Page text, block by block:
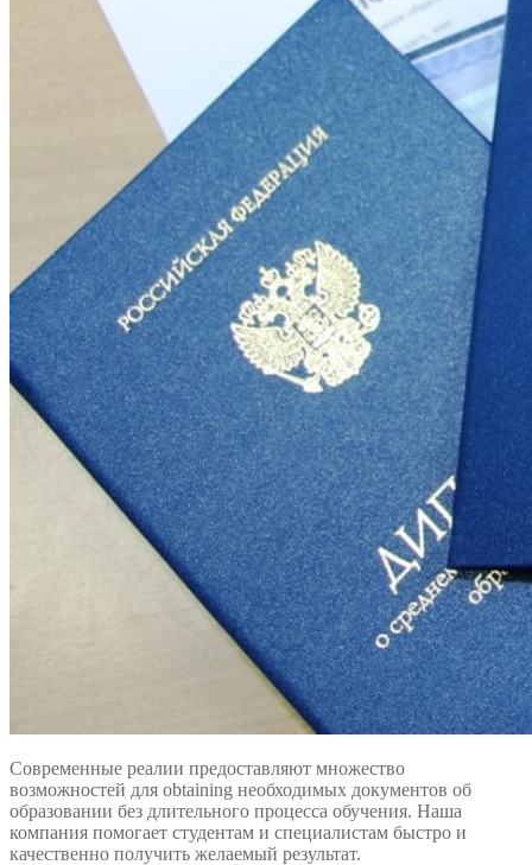
Современные реалии предоставляют множество
возможностей для obtaining необходимых документов об
образовании без длительного процесса обучения. Наша
компания помогает студентам и специалистам быстро и
качественно получить желаемый результат.